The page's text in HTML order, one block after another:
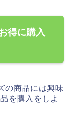
得に購入
の商品には興味
を購入をしよ